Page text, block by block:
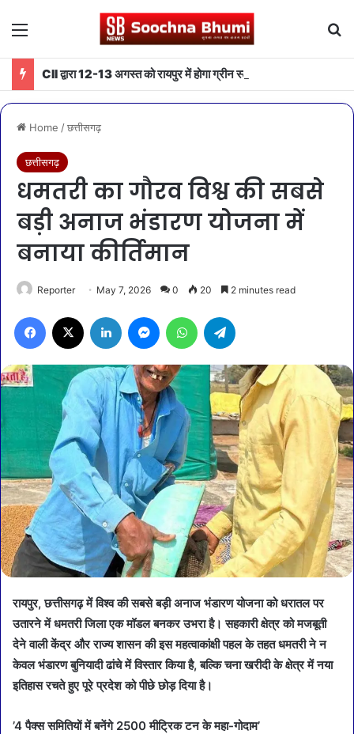
Menu
Home /छत्तीसगढ़
छत्तीसगढ़
धमतरी का गौरव विश्व की सबसे
बड़ी अनाज भंडारण योजना में
बनाया कीर्तिमान
Reporter May 7, 2026 0 20 2 minutes read
Facebook LinkedIn MessengerWhatsApp
रायपुर, छत्तीसगढ़ में विश्व की सबसे बड़ी अनाज भंडारण योजना को धरातल पर
उतारने में धमतरी जिला एक मॉडल बनकर उभरा है। सहकारी क्षेत्र को मजबूती
देने वाली केंद्र और राज्य शासन की इस महत्वाकांक्षी पहल के तहत धमतरी ने न
केवल भंडारण बुनियादी ढांचे में विस्तार किया है, बल्कि चना खरीदी के क्षेत्र में नया
इतिहास रचते हुए पूरे प्रदेश को पीछे छोड़ दिया है।
’4 पैक्स समितियों में बनेंगे 2500 मीट्रिक टन के महा-गोदाम’